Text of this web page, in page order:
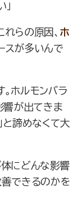
らの原因、 ホ
スが多いんで
ホルモンバラ
響が出てきま
と諦めなくて大
体にどんな影響
善できるのかを